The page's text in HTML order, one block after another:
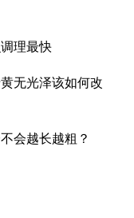
理最快
无光泽该如何改
会越长越粗？